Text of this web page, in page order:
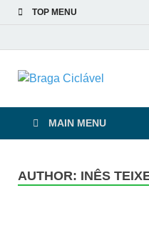
TOP MENU
MAIN MENU
AUTHOR: INÊS